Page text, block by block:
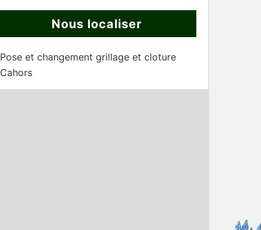
Nous localiser
Pose et changement grillage et cloture
Cahors